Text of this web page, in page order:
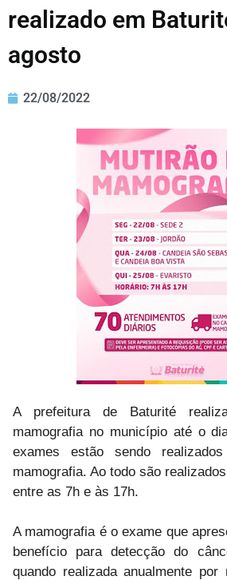
realizado em
agosto
22/08/2022
A prefeitura de Baturité
mamografia no município até o
exames estão sendo
mamografia. Ao todo são
entre as 7h e às 17h.
A mamografia é o exame que
benefício para detecção do
quando realizada anualmente por